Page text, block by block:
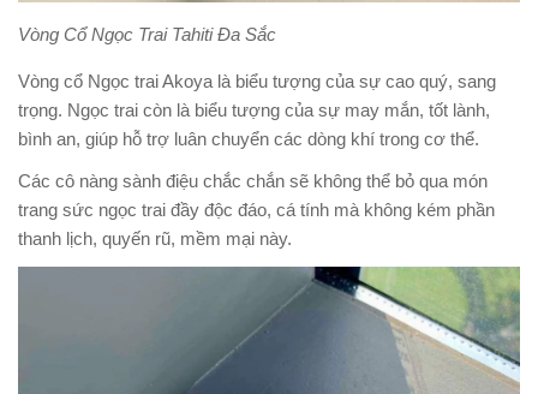
Vòng Cổ Ngọc Trai Tahiti Đa Sắc
Vòng cổ Ngọc trai Akoya là biểu tượng của sự cao quý, sang
trọng. Ngọc trai còn là biểu tượng của sự may mắn, tốt lành,
bình an, giúp hỗ trợ luân chuyển các dòng khí trong cơ thể.
Các cô nàng sành điệu chắc chắn sẽ không thể bỏ qua món
trang sức ngọc trai đầy độc đáo, cá tính mà không kém phần
thanh lịch, quyến rũ, mềm mại này.